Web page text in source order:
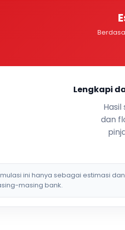
Lengkapi
dan
ini hanya sebagai estimasi
masing bank.